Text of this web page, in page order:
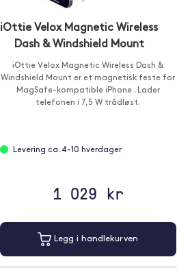
iOttie Velox Magnetic Wireless
Dash & Windshield Mount
iOttie Velox Magnetic Wireless Dash &
Windshield Mount er et magnetisk feste for
MagSafe-kompatible iPhone . Lader
telefonen i 7,5 W trådløst.
Levering ca. 4-10 hverdager
1 029 kr
Legg i handlekurven